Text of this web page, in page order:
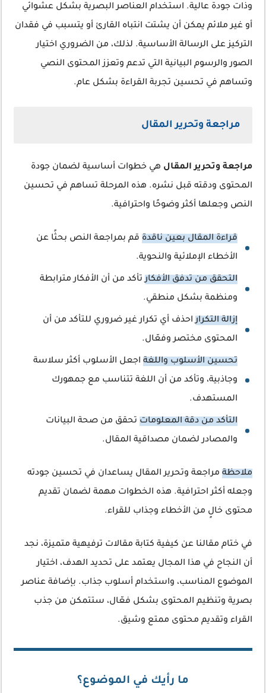
وذات جودة عالية. استخدام العناصر البصرية بشكل عشوائي
أو غير ملائم يمكن أن يشتت انتباه القارئ أو يتسبب في فقدان
التركيز على الرسالة الأساسية. لذلك، من الضروري اختيار
الصور والرسوم البيانية التي تدعم وتعزز المحتوى النصي
وتساهم في تحسين تجربة القراءة بشكل عام.
مراجعة وتحرير المقال
مراجعة وتحرير المقال هي خطوات أساسية لضمان جودة
المحتوى ودقته قبل نشره. هذه المرحلة تساهم في تحسين
النص وجعلها أكثر وضوحًا واحترافية.
قراءة المقال بعين ناقدة قم بمراجعة النص بحثًا عن
الأخطاء الإملائية والنحوية.
التحقق من تدفق الأفكارتأكد من أن الأفكار مترابطة
ومنظمة بشكل منطقي.
إزالة التكراراحذف أي تكرار غير ضروري للتأكد من أن
المحتوى مختصر وفعّال.
تحسين الأسلوب واللغة اجعل الأسلوب أكثر سلاسة
وجاذبية، وتأكد من أن اللغة تتناسب مع جمهورك
المستهدف.
التأكد من دقة المعلومات تحقق من صحة البيانات
والمصادر لضمان مصداقية المقال.
ملاحظة مراجعة وتحرير المقال يساعدان في تحسين جودته
وجعله أكثر احترافية. هذه الخطوات مهمة لضمان تقديم
محتوى خالٍ من الأخطاء وجذاب للقراء.
في ختام مقالنا عن كيفية كتابة مقالات ترفيهية متميزة، نجد
أن النجاح في هذا المجال يعتمد على تحديد الهدف، اختيار
الموضوع المناسب، واستخدام أسلوب جذاب. بإضافة عناصر
بصرية وتنظيم المحتوى بشكل فعّال، ستتمكن من جذب
القراء وتقديم محتوى ممتع وشيق.
ما رأيك في الموضوع؟